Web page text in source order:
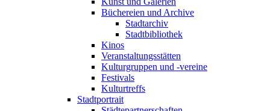
Büchereien und Archive
Stadtarchiv
Stadtbibliothek
Kinos
Veranstaltungsstätten
Kulturgruppen und -vereine
Festivals
Kulturtreffs
Stadtportrait